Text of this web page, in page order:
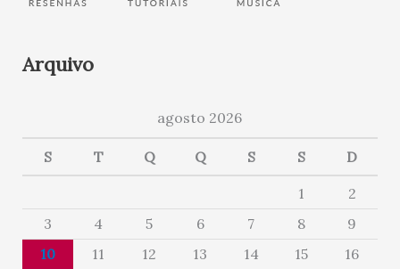
Arquivo
agosto 2026
S T Q Q S S D
1
2
3
4 5 6 7 8
9
10
11 12 13 14 15
16